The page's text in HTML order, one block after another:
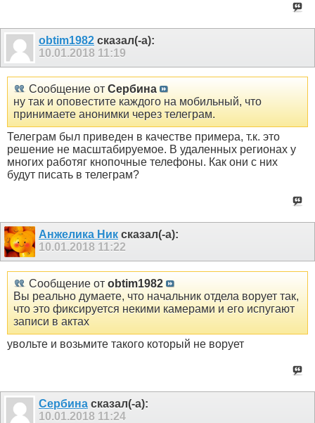
obtim1982 сказал(-а):
10.01.2018 11:19
Сообщение от Сербина
ну так и оповестите каждого на мобильный, что
принимаете анонимки через телеграм.
Телеграм был приведен в качестве примера, т.к. это
решение не масштабируемое. В удаленных регионах у
многих работяг кнопочные телефоны. Как они с них
будут писать в телеграм?
Анжелика Ник сказал(-а):
10.01.2018 11:22
Сообщение от obtim1982
Вы реально думаете, что начальник отдела ворует так,
что это фиксируется некими камерами и его испугают
записи в актах
увольте и возьмите такого который не ворует
Сербина сказал(-а):
10.01.2018 11:24